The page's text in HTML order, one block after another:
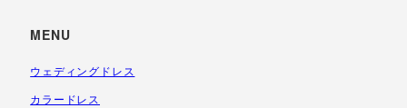
MENU
ウェディングドレス
カラードレス